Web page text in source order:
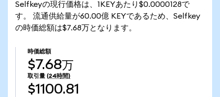
Selfkeyの現行価格は、1KEYあたり$0.0000128で
す。 流通供給量が60.00億 KEYであるため、Selfkey
の時価総額は$7.68万となります。
時価総額
$7.68万
取引量 (24時間)
$1100.81